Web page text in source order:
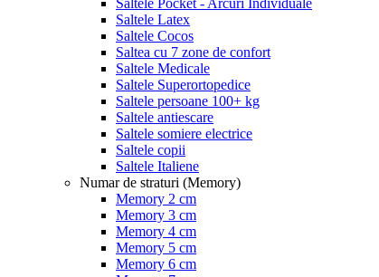
Saltele Latex
Saltele Cocos
Saltea cu 7 zone de confort
Saltele Medicale
Saltele Superortopedice
Saltele persoane 100+ kg
Saltele antiescare
Saltele somiere electrice
Saltele copii
Saltele Italiene
Numar de straturi (Memory)
Memory 2 cm
Memory 3 cm
Memory 4 cm
Memory 5 cm
Memory 6 cm